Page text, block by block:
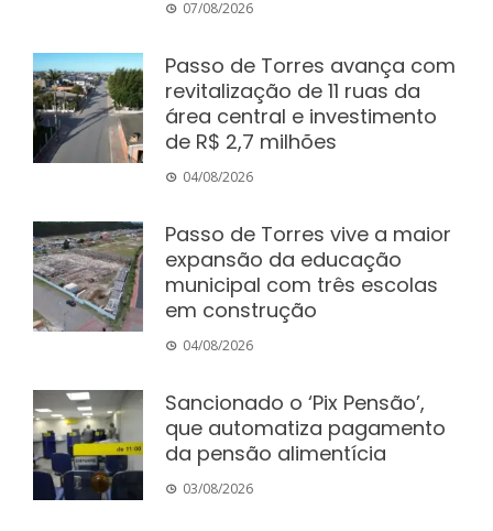
07/08/2026
Passo de Torres avança com
revitalização de 11 ruas da
área central e investimento
de R$ 2,7 milhões
04/08/2026
Passo de Torres vive a maior
expansão da educação
municipal com três escolas
em construção
04/08/2026
Sancionado o ‘Pix Pensão’,
que automatiza pagamento
da pensão alimentícia
03/08/2026